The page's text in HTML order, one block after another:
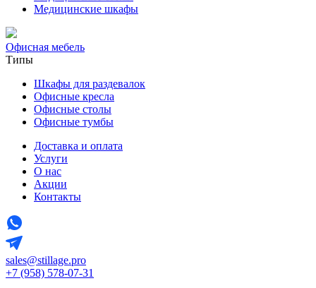
Медицинские шкафы
Офисная мебель
Типы
Шкафы для раздевалок
Офисные кресла
Офисные столы
Офисные тумбы
Доставка и оплата
Услуги
О нас
Акции
Контакты
sales@stillage.pro
+7 (958) 578-07-31